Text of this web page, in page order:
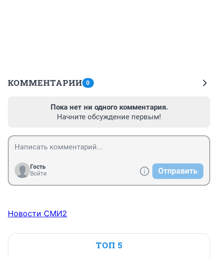
КОММЕНТАРИИ 0
Пока нет ни одного комментария.
Начните обсуждение первым!
Гость
Войти
Отправить
Новости СМИ2
ТОП 5